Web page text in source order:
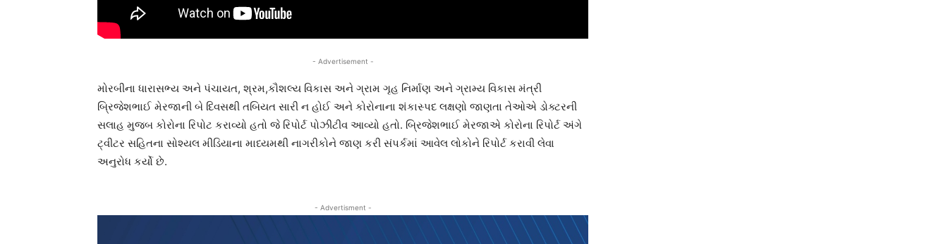
- Advertisement -
મોરબીના ધારાસભ્ય અને પંચાયત, શ્રમ,કૌશલ્ય વિકાસ અને ગ્રામ ગૃહ નિર્માણ અને ગ્રામ્ય વિકાસ મંત્રી
બ્રિજેશભાઈ મેરજાની બે દિવસથી તબિયત સારી ન હોઈ અને કોરોનાના શંકાસ્પદ લક્ષણો જાણતા તેઓએ ડોક્ટરની
સલાહ મુજબ કોરોના રિપોટ કરાવ્યો હતો જે રિપોર્ટ પોઝીટીવ આવ્યો હતો. બ્રિજેશભાઈ મેરજાએ કોરોના રિપોર્ટ અંગે
ટ્વીટર સહિતના સોશ્યલ મીડિયાના માધ્યમથી નાગરીકોને જાણ કરી સંપર્કમાં આવેલ લોકોને રિપોર્ટ કરાવી લેવા
અનુરોધ કર્યો છે.
- Advertisment -